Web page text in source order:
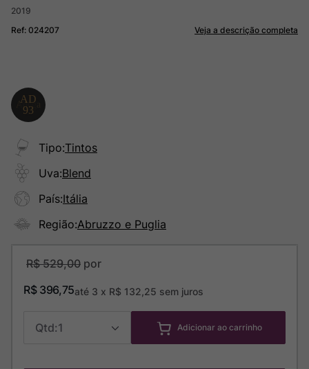
2019
Ref: 024207 Veja a descrição completa
Tipo:Tintos
Uva:Blend
País:Itália
Região:Abruzzo e Puglia
R$ 529,00
R$ 396,75até 3 x R$ 132,25 sem juros
1 Adicionar ao carrinho